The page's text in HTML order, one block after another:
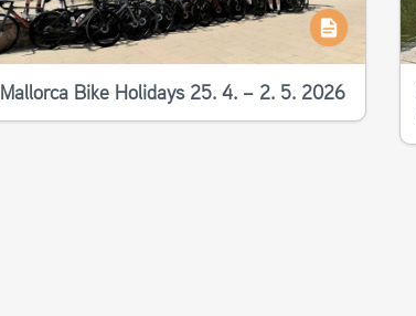
Mallorca Bike Holidays 25. 4. – 2. 5. 2026